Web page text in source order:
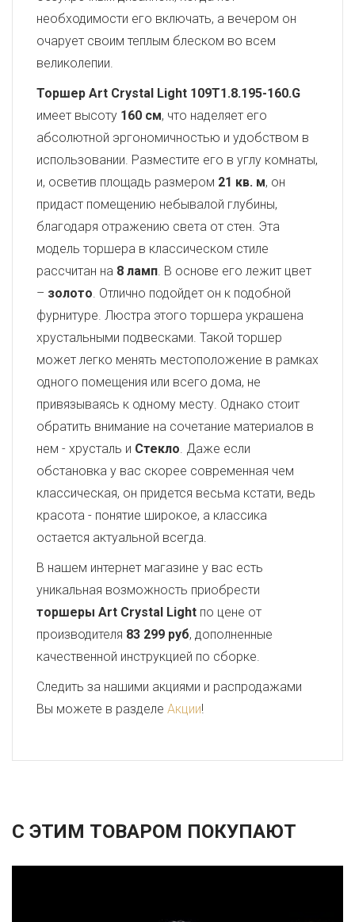
необходимости его включать, а вечером он
очарует своим теплым блеском во всем
великолепии.
Торшер Art Crystal Light 109T1.8.195-160.G
имеет высоту 160 см, что наделяет его
абсолютной эргономичностью и удобством в
использовании. Разместите его в углу комнаты,
и, осветив площадь размером 21 кв. м, он
придаст помещению небывалой глубины,
благодаря отражению света от стен. Эта
модель торшера в классическом стиле
рассчитан на 8 ламп. В основе его лежит цвет
– золото. Отлично подойдет он к подобной
фурнитуре. Люстра этого торшера украшена
хрустальными подвесками. Такой торшер
может легко менять местоположение в рамках
одного помещения или всего дома, не
привязываясь к одному месту. Однако стоит
обратить внимание на сочетание материалов в
нем - хрусталь и Стекло. Даже если
обстановка у вас скорее современная чем
классическая, он придется весьма кстати, ведь
красота - понятие широкое, а классика
остается актуальной всегда.
В нашем интернет магазине у вас есть
уникальная возможность приобрести
торшеры Art Crystal Light по цене от
производителя 83 299 руб, дополненные
качественной инструкцией по сборке.
Следить за нашими акциями и распродажами
Вы можете в разделе Акции!
С ЭТИМ ТОВАРОМ ПОКУПАЮТ